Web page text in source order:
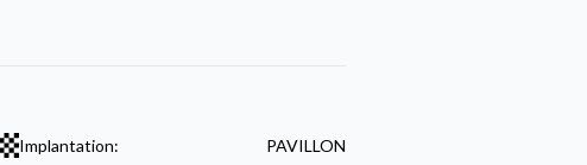
Implantation: PAVILLON